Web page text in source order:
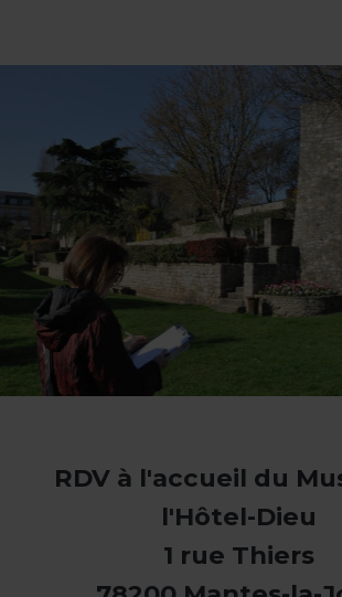
RDV à l'accueil du
l'Hôtel-Dieu
1 rue Thiers